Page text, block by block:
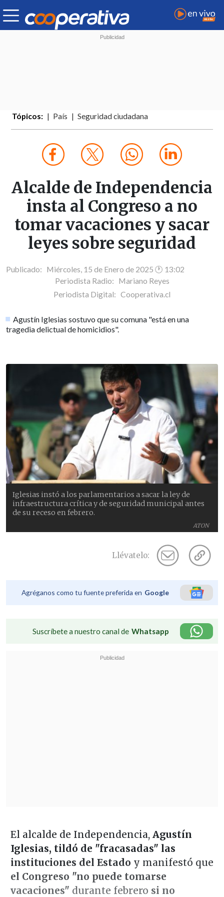
Tópicos: País Seguridad ciudadana
Alcalde de Independencia
insta al Congreso a no
tomar vacaciones y sacar
leyes sobre seguridad
Publicado: Miércoles, 15 de Enero de 2025 🕐 13:02
Periodista Radio: Mariano Reyes
Periodista Digital: Cooperativa.cl
Agustín Iglesias sostuvo que su comuna "está en una
tragedia delictual de homicidios".
ATON
Iglesias instó a los parlamentarios a sacar la ley de
infraestructura crítica y de seguridad municipal antes
de su receso en febrero.
Llévatelo:
Agréganos como tu fuente preferida en Google
Suscríbete a nuestro canal de Whatsapp
El alcalde de Independencia, Agustín
Iglesias, tildó de "fracasadas" las
instituciones del Estado y manifestó que
el Congreso "no puede tomarse
vacaciones" durante febrero si no